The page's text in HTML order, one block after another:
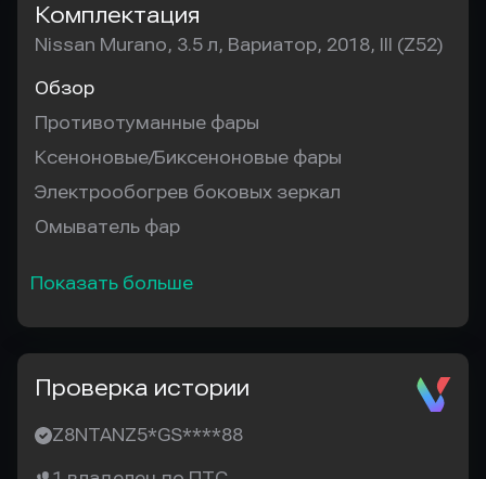
Комплектация
Nissan Murano, 3.5 л, Вариатор, 2018, III (Z52)
Обзор
Противотуманные фары
Ксеноновые/Биксеноновые фары
Электрообогрев боковых зеркал
Омыватель фар
Показать больше
Проверка истории
Z8NTANZ5*GS****88